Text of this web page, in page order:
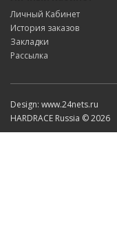
Личный Кабинет
История заказов
Закладки
Рассылка
Design: www.24nets.ru
HARDRACE Russia © 2026